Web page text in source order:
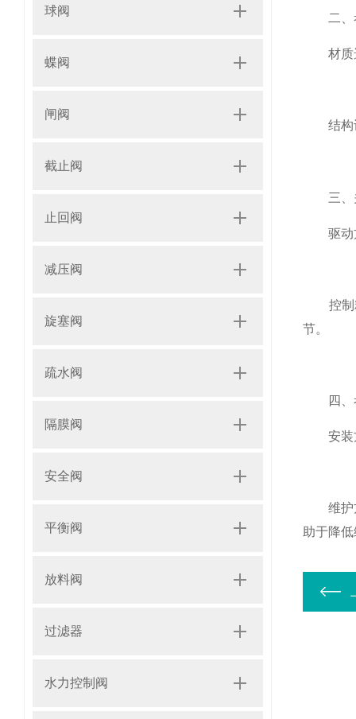
球阀
蝶阀
闸阀
截止阀
止回阀
减压阀
旋塞阀
疏水阀
隔膜阀
安全阀
平衡阀
放料阀
过滤器
水力控制阀
二、考
材质选
结构设
三、关
驱动方
控制精
节。
四、考
安装方
维护方
助于降